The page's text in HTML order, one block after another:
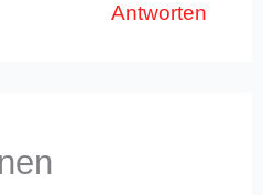
Antworten